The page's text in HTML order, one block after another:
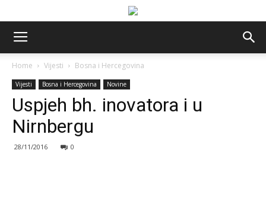
Home Vijesti Bosna i Hercegovina
Vijesti Bosna i Hercegovina Novine
Uspjeh bh. inovatora i u
Nirnbergu
28/11/2016 0